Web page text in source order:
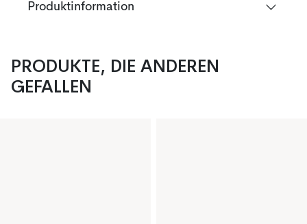
Produktinformation
PRODUKTE, DIE ANDEREN
GEFALLEN